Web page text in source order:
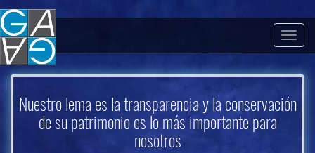
Nuestro lema es la transparencia y la conservación
de su patrimonio es lo más importante para
nosotros